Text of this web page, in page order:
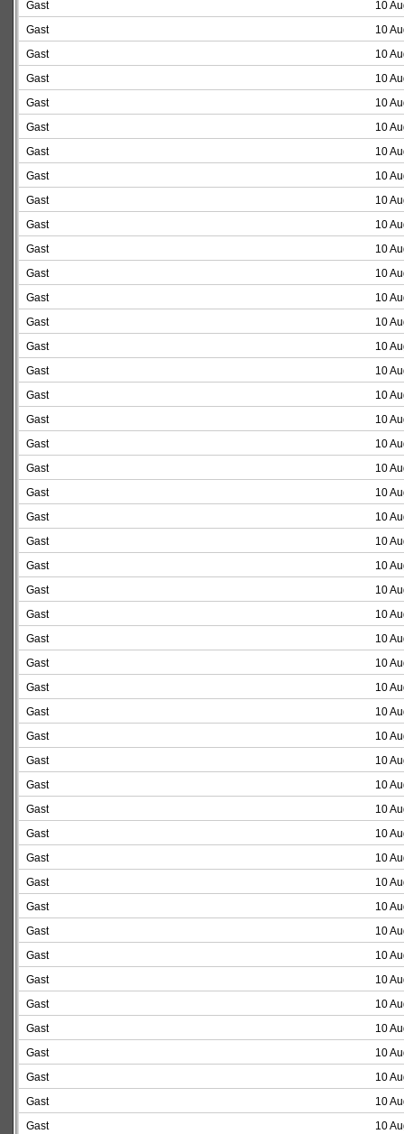
Gast
10
Gast
10
Gast
10
Gast
10
Gast
10
Gast
10
Gast
10
Gast
10
Gast
10
Gast
10
Gast
10
Gast
10
Gast
10
Gast
10
Gast
10
Gast
10
Gast
10
Gast
10
Gast
10
Gast
10
Gast
10
Gast
10
Gast
10
Gast
10
Gast
10
Gast
10
Gast
10
Gast
10
Gast
10
Gast
10
Gast
10
Gast
10
Gast
10
Gast
10
Gast
10
Gast
10
Gast
10
Gast
10
Gast
10
Gast
10
Gast
10
Gast
10
Gast
10
Gast
10
Gast
10
Gast
10
Gast
10